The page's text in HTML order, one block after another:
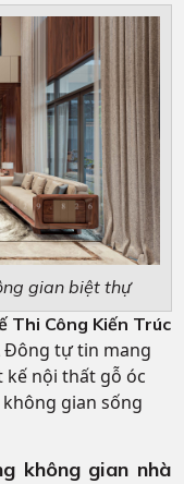
gian biệt thự
Thi Công Kiến Trúc
Đông tự tin mang
nội thất gỗ óc
gian sống
không gian nhà